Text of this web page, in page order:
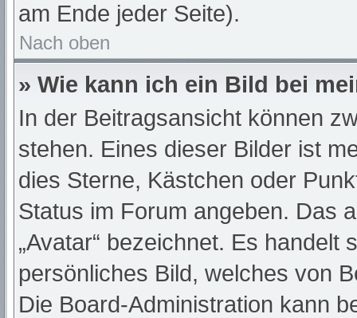
am Ende jeder Seite).
Nach oben
» Wie kann ich ein Bild bei
In der Beitragsansicht können
stehen. Eines dieser Bilder ist
dies Sterne, Kästchen oder
Status im Forum angeben. Das
„Avatar“ bezeichnet. Es handelt
persönliches Bild, welches von
Die Board-Administration kann